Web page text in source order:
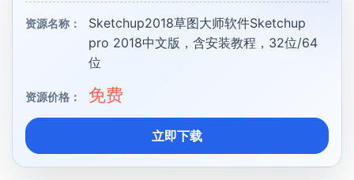
资源名称：
Sketchup2018草图大师软件Sketchup
pro 2018中文版，含安装教程，32位/64
位
资源价格： 免费
立即下载